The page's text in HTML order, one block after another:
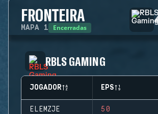
FRONTEIRA
MAPA 1 Encerradas
RBLS GAMING
JOGADOR EPS
ELEMZJE 50